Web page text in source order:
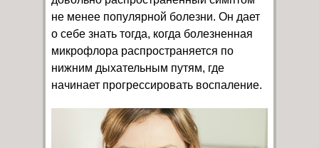
не менее популярной болезни. Он дает
о себе знать тогда, когда болезненная
микрофлора распространяется по
нижним дыхательным путям, где
начинает прогрессировать воспаление.